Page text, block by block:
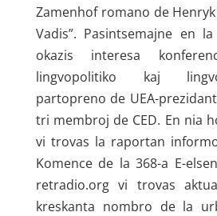
Zamenhof romano de Henryk
Vadis”. Pasintsemajne en
okazis interesa
lingvopolitiko kaj
partopreno de UEA-
tri membroj de CED. En nia
vi trovas la raportan
Komence de la 368-a E-
retradio.org vi trovas
kreskanta nombro de la